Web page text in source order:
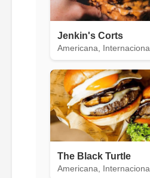
Jenkin's Corts
Americana, Internacional
The Black Turtle
Americana, Internacional